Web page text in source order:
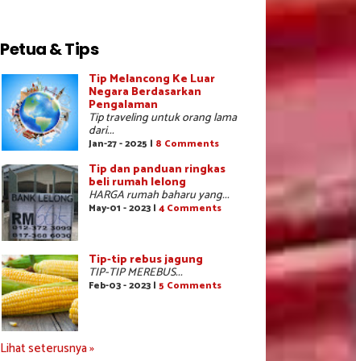
Petua & Tips
Tip Melancong Ke Luar
Negara Berdasarkan
Pengalaman
Tip traveling untuk orang lama
dari...
Jan-27 - 2025 | 8 Comments
Tip dan panduan ringkas
beli rumah lelong
HARGA rumah baharu yang...
May-01 - 2023 | 4 Comments
Tip-tip rebus jagung
TIP-TIP MEREBUS...
Feb-03 - 2023 | 5 Comments
Lihat seterusnya »